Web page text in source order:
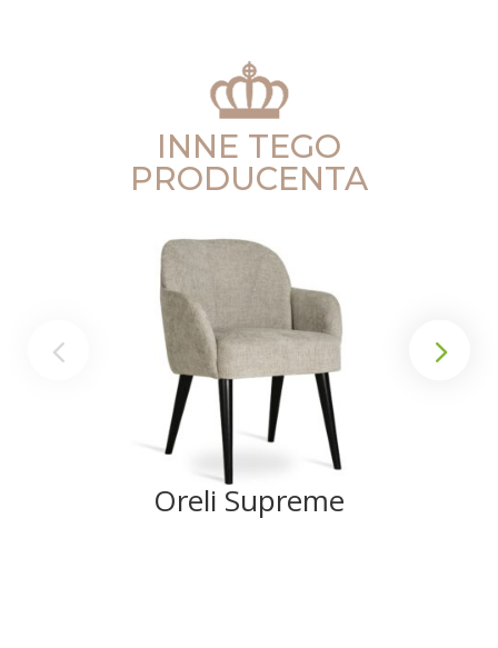
INNE TEGO
PRODUCENTA
Oreli Supreme